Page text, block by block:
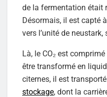
de la fermentation était
Désormais, il est capté
vers l’unité de
Là, le CO₂ est
être transformé en
citernes, il est
stockage, dont la